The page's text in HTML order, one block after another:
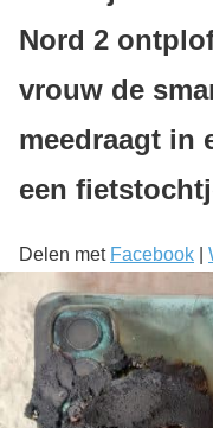
Nord 2
vrouw de
meedraagt in
een
Delen met Facebook